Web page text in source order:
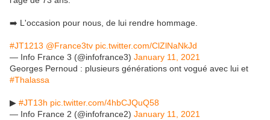
➡️ L'occasion pour nous, de lui rendre hommage.
#JT1213 @France3tv pic.twitter.com/ClZlNaNkJd
— Info France 3 (@infofrance3) January 11, 2021
Georges Pernoud : plusieurs générations ont vogué avec lui et
#Thalassa
▶ #JT13h pic.twitter.com/4hbCJQuQ58
— Info France 2 (@infofrance2) January 11, 2021